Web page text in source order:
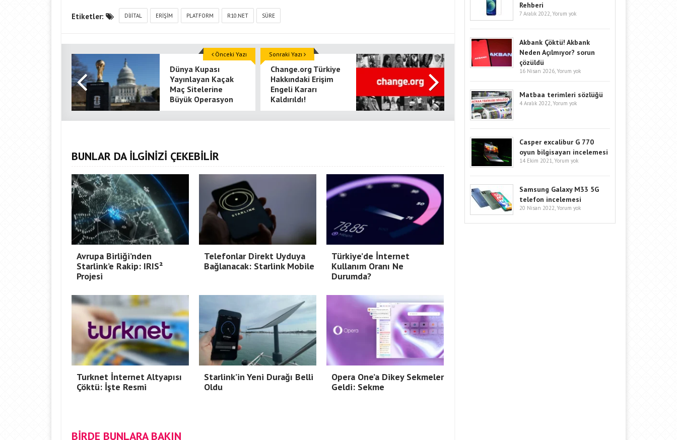
Etiketler: DIJITAL ERIŞIM PLATFORM R10.NET SÜRE
Dünya Kupası
Yayınlayan Kaçak
Maç Sitelerine
Büyük Operasyon
Önceki Yazı
Change.org Türkiye
Hakkındaki Erişim
Engeli Kararı
Kaldırıldı!
Sonraki Yazı
BUNLAR DA İLGİNİZİ ÇEKEBİLİR
Avrupa Birliği’nden
Starlink’e Rakip: IRIS²
Projesi
Telefonlar Direkt Uyduya
Bağlanacak: Starlink Mobile
Türkiye’de İnternet
Kullanım Oranı Ne
Durumda?
Turknet İnternet Altyapısı
Çöktü: İşte Resmi
Starlink’in Yeni Durağı Belli
Oldu
Opera One’a Dikey Sekmeler
Geldi: Sekme
BİRDE BUNLARA BAKIN
Rehberi
7 Aralık 2022, Yorum yok
Akbank Çöktü! Akbank
Neden Açılmıyor? sorun
çözüldü
16 Nisan 2026, Yorum yok
Matbaa terimleri sözlüğü
4 Aralık 2022, Yorum yok
Casper excalibur G 770
oyun bilgisayarı incelemesi
14 Ekim 2021, Yorum yok
Samsung Galaxy M33 5G
telefon incelemesi
20 Nisan 2022, Yorum yok